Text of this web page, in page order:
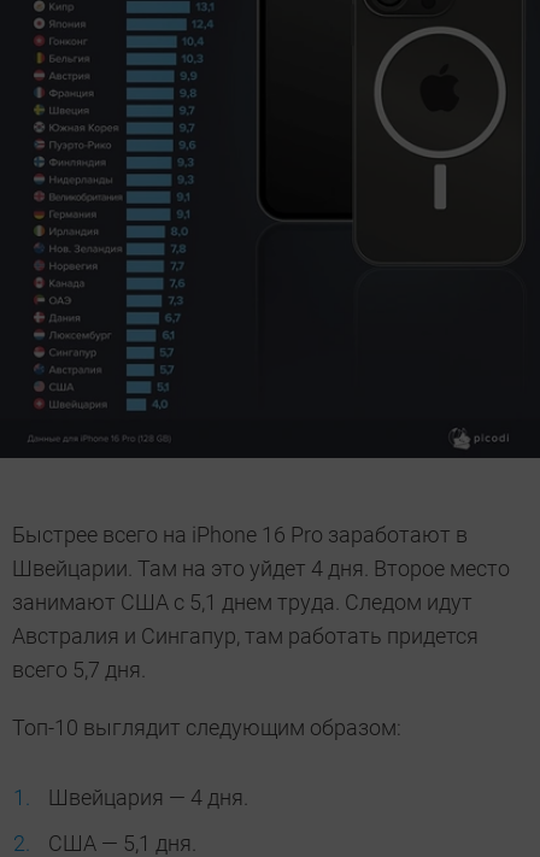
Быстрее всего на iPhone 16 Pro заработают в
Швейцарии. Там на это уйдет 4 дня. Второе место
занимают США с 5,1 днем труда. Следом идут
Австралия и Сингапур, там работать придется
всего 5,7 дня.
Топ-10 выглядит следующим образом:
Швейцария — 4 дня.
США — 5,1 дня.